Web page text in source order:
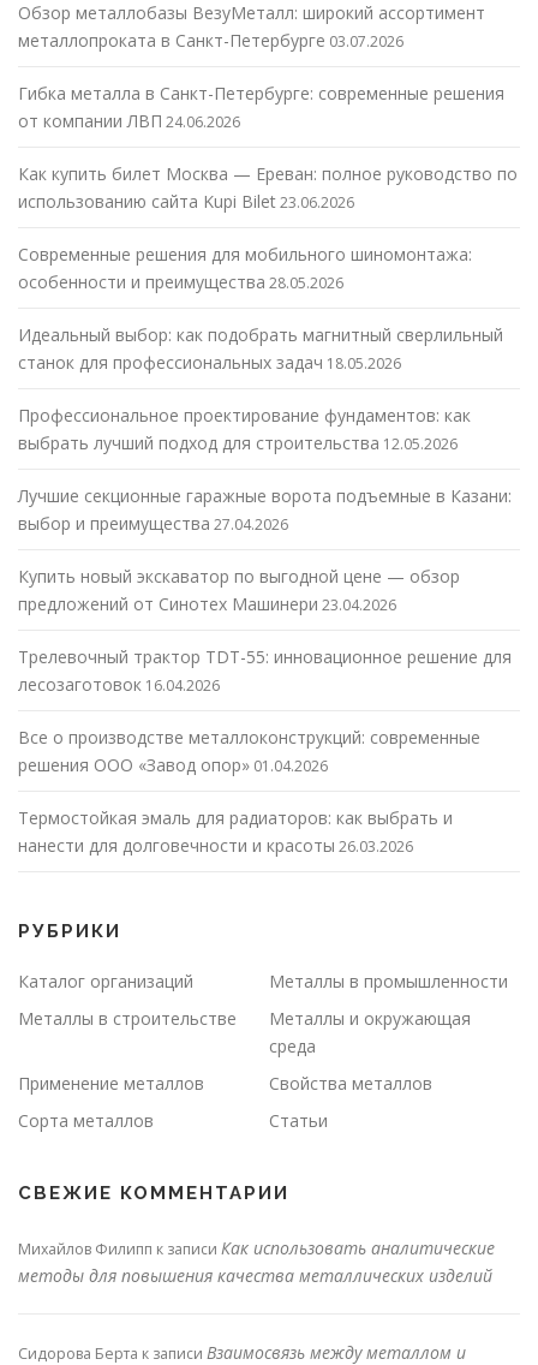
Обзор металлобазы ВезуМеталл: широкий ассортимент
металлопроката в Санкт-Петербурге 03.07.2026
Гибка металла в Санкт-Петербурге: современные решения
от компании ЛВП 24.06.2026
Как купить билет Москва — Ереван: полное руководство по
использованию сайта Kupi Bilet23.06.2026
Современные решения для мобильного шиномонтажа:
особенности и преимущества 28.05.2026
Идеальный выбор: как подобрать магнитный сверлильный
станок для профессиональных задач 18.05.2026
Профессиональное проектирование фундаментов: как
выбрать лучший подход для строительства 12.05.2026
Лучшие секционные гаражные ворота подъемные в Казани:
выбор и преимущества 27.04.2026
Купить новый экскаватор по выгодной цене — обзор
предложений от Синотех Машинери 23.04.2026
Трелевочный трактор TDT-55: инновационное решение для
лесозаготовок 16.04.2026
Все о производстве металлоконструкций: современные
решения ООО «Завод опор» 01.04.2026
Термостойкая эмаль для радиаторов: как выбрать и
нанести для долговечности и красоты 26.03.2026
РУБРИКИ
Каталог организаций
Металлы в промышленности
Металлы в строительстве
Металлы и окружающая
среда
Применение металлов
Свойства металлов
Сорта металлов
Статьи
СВЕЖИЕ КОММЕНТАРИИ
Михайлов Филипп к записи Как использовать аналитические
методы для повышения качества металлических изделий
Сидорова Берта к записи Взаимосвязь между металлом и